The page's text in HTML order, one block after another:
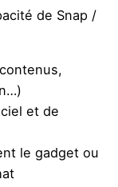
de Snap /
et de
le gadget ou